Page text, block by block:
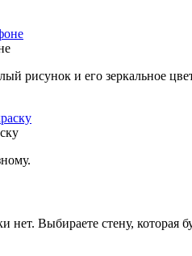
рисунок и его зеркальное
Выбираете стену,